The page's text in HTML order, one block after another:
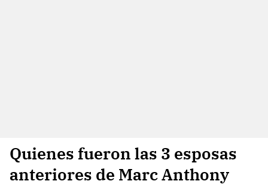
Quienes fueron las 3 esposas
anteriores de Marc Anthony